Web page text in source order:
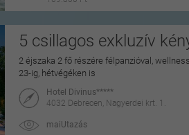
5 csillagos exkluzív
2 éjszaka 2 fő részére félpanzióval,
23-ig, hétvégéken is
Hotel Divinus*****
4032 Debrecen, Nagyerdei krt. 1.
maiUtazás